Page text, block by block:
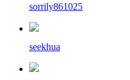
sorrily861025
seekhua